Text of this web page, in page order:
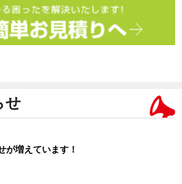
せ
が増えています！